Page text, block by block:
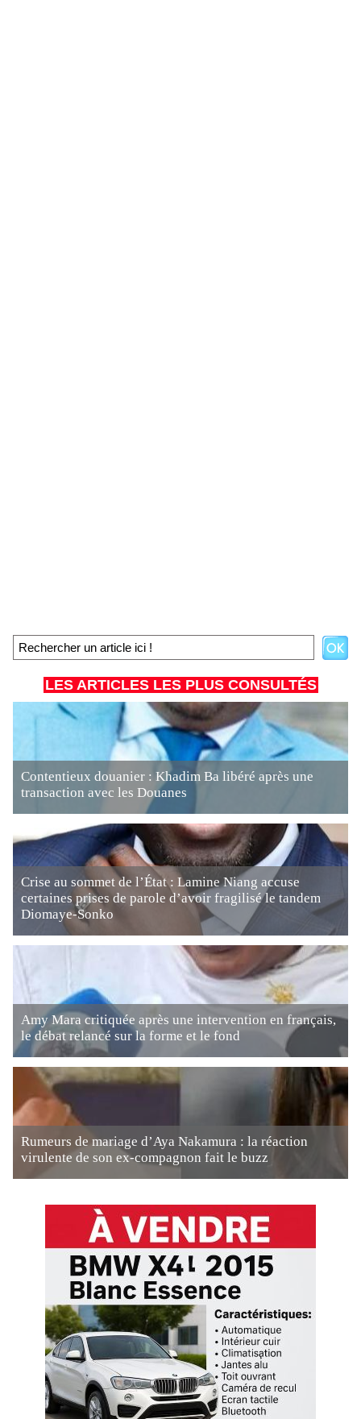
LES ARTICLES LES PLUS CONSULTÉS
Contentieux douanier : Khadim Ba libéré après une
transaction avec les Douanes
Crise au sommet de l’État : Lamine Niang accuse
certaines prises de parole d’avoir fragilisé le tandem
Diomaye-Sonko
Amy Mara critiquée après une intervention en français,
le débat relancé sur la forme et le fond
Rumeurs de mariage d’Aya Nakamura : la réaction
virulente de son ex-compagnon fait le buzz